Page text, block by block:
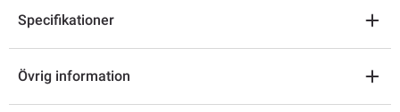
Specifikationer
Övrig information